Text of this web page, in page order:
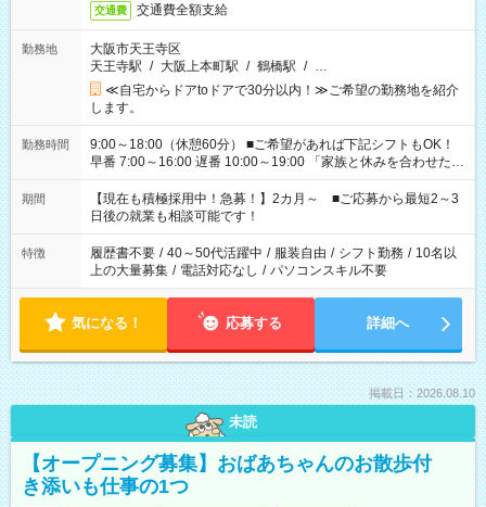
交通費 交通費全額支給
勤務地
大阪市天王寺区
天王寺駅 / 大阪上本町駅 / 鶴橋駅 / …
≪自宅からドアtoドアで30分以内！≫ご希望の勤務地を紹介
します。
勤務時間
9:00～18:00（休憩60分） ■ご希望があれば下記シフトもOK！
早番 7:00～16:00 遅番 10:00～19:00 「家族と休みを合わせた
い」 「余裕を持って夕飯の準備がしたい」 「できれば残業はし
たくない」 など、ご希望を教えてくださいね。 ※Wワーク希望
の方へ 今ご覧のお仕事で希望する勤務時間と、もう1つのお仕事
の勤務時間。 合計で週40時間を超える場合は応募できません。
期間
【現在も積極採用中！急募！】2カ月～ ■ご応募から最短2～3
日後の就業も相談可能です！
特徴 履歴書不要 / 40～50代活躍中 / 服装自由 / シフト勤務 / 10名以
上の大量募集 / 電話対応なし / パソコンスキル不要
気になる！ 応募する 詳細へ
掲載日：2026.08.10
未読
【オープニング募集】おばあちゃんのお散歩付
き添いも仕事の1つ